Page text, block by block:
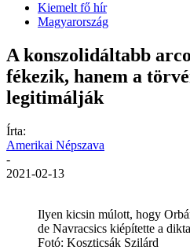
Kiemelt fő hír
Magyarország
A konszolidáltabb
fékezik, hanem a
legitimálják
Írta:
Amerikai Népszava
-
2021-02-13
Ilyen kicsin múlott, hogy
de Navracsics kiépítette a
Fotó: Koszticsák Szilárd